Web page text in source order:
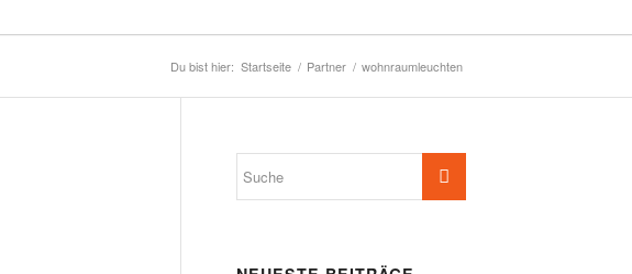
Du bist hier: Startseite / Partner / wohnraumleuchten